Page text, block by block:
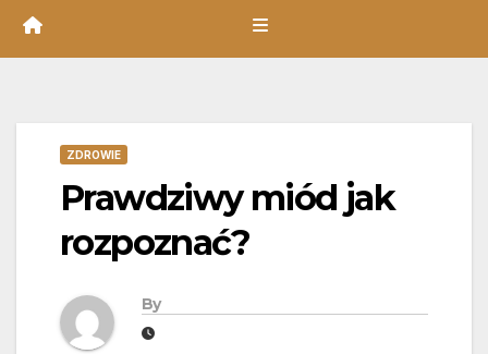
ZDROWIE
Prawdziwy miód jak
rozpoznać?
By